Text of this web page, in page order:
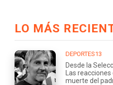
LO MÁS
DEPORTES13
Desde la
Las
muerte del